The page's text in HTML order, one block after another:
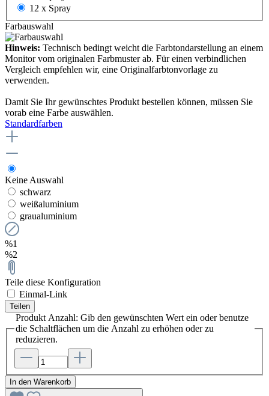
12 x Spray
Farbauswahl
Hinweis: Technisch bedingt weicht die Farbtondarstellung an einem
Monitor vom originalen Farbmuster ab. Für einen verbindlichen
Vergleich empfehlen wir, eine Originalfarbtonvorlage zu
verwenden.
Damit Sie Ihr gewünschtes Produkt bestellen können, müssen Sie
vorab eine Farbe auswählen.
Standardfarben
Keine Auswahl
schwarz
weißaluminium
graualuminium
%1
%2
Teile diese Konfiguration
Einmal-Link
Teilen
Produkt Anzahl: Gib den gewünschten Wert ein oder benutze
die Schaltflächen um die Anzahl zu erhöhen oder zu
reduzieren.
In den Warenkorb